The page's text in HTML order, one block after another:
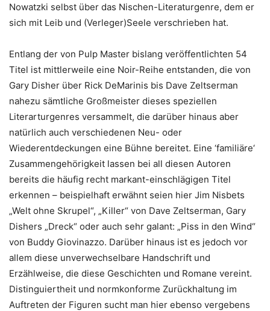
Nowatzki selbst über das Nischen-Literaturgenre, dem er
sich mit Leib und (Verleger)Seele verschrieben hat.
Entlang der von Pulp Master bislang veröffentlichten 54
Titel ist mittlerweile eine Noir-Reihe entstanden, die von
Gary Disher über Rick DeMarinis bis Dave Zeltserman
nahezu sämtliche Großmeister dieses speziellen
Literarturgenres versammelt, die darüber hinaus aber
natürlich auch verschiedenen Neu- oder
Wiederentdeckungen eine Bühne bereitet. Eine ‘familiäre‘
Zusammengehörigkeit lassen bei all diesen Autoren
bereits die häufig recht markant-einschlägigen Titel
erkennen – beispielhaft erwähnt seien hier Jim Nisbets
„Welt ohne Skrupel“, „Killer“ von Dave Zeltserman, Gary
Dishers „Dreck“ oder auch sehr galant: „Piss in den Wind“
von Buddy Giovinazzo. Darüber hinaus ist es jedoch vor
allem diese unverwechselbare Handschrift und
Erzählweise, die diese Geschichten und Romane vereint.
Distinguiertheit und normkonforme Zurückhaltung im
Auftreten der Figuren sucht man hier ebenso vergebens